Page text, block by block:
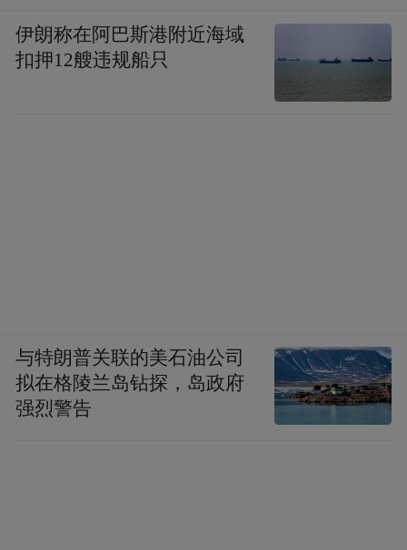
伊朗称在阿巴斯港附近海域
扣押12艘违规船只
与特朗普关联的美石油公司
拟在格陵兰岛钻探，岛政府
强烈警告